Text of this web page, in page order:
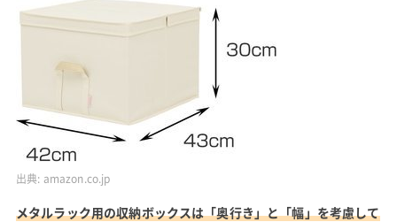
出典: amazon.co.jp
メタルラック用の収納ボックスは「奥行き」と「幅」を考慮して